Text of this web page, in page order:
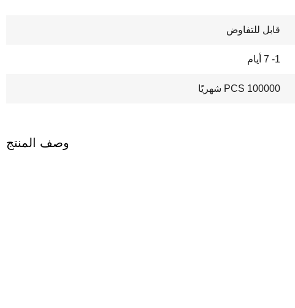
قابل للتفاوض
1- 7 أيام
100000 PCS شهريًا
وصف المنتج